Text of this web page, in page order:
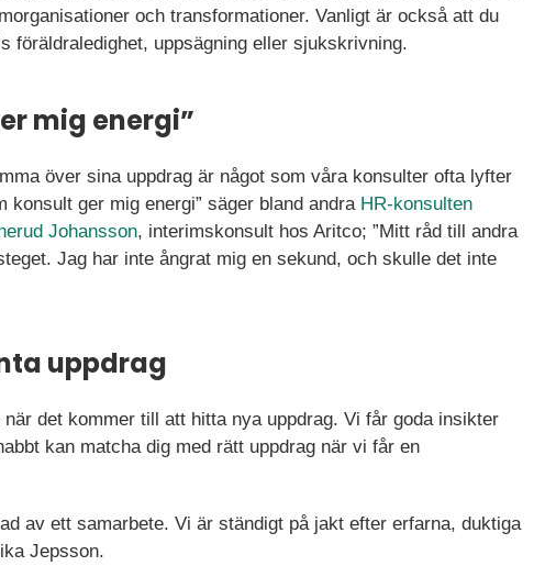
och transformationer. Vanligt är också att du
föräldraledighet, uppsägning eller sjukskrivning.
mig energi”
över sina uppdrag är något som våra konsulter ofta lyfter
ger mig energi” säger bland andra HR-konsulten
Johansson, interimskonsult hos Aritco; ”Mitt råd till andra
Jag har inte ångrat mig en sekund, och skulle det inte
uppdrag
det kommer till att hitta nya uppdrag. Vi får goda insikter
kan matcha dig med rätt uppdrag när vi får en
av ett samarbete. Vi är ständigt på jakt efter erfarna, duktiga
Jepsson.